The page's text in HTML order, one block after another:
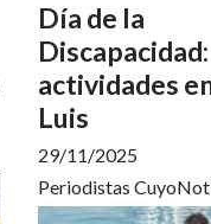
Día de la
Discapacidad:
actividades
Luis
Periodistas
29/11/2025